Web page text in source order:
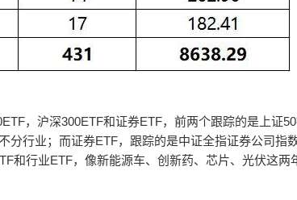
，沪深300ETF和证券ETF，前两个跟踪的是上证
行业；而证券ETF，跟踪的是中证全指证券公司指数
和行业ETF，像新能源车、创新药、芯片、光伏这两